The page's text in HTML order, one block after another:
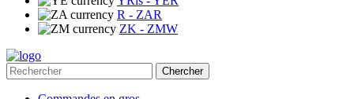
R - ZAR
ZK - ZMW
Chercher